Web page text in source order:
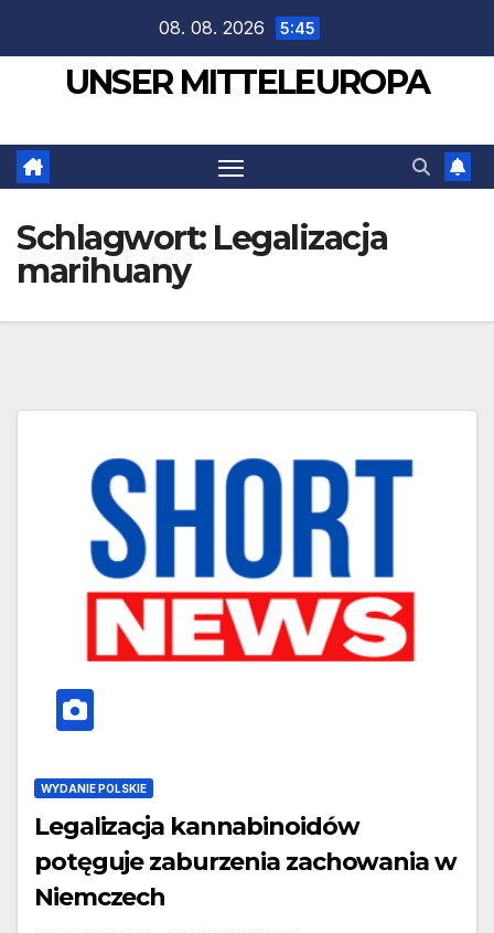
springen
08. 08. 2026 5:45
UNSER MITTELEUROPA
Schlagwort: Legalizacja
marihuany
WYDANIE POLSKIE
Legalizacja kannabinoidów
potęguje zaburzenia zachowania w
Niemczech